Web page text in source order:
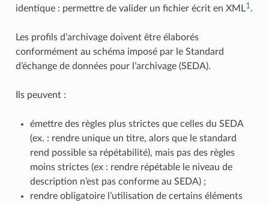
identique : permettre de valider un fichier écrit en XML1.
Les profils d’archivage doivent être élaborés
conformément au schéma imposé par le Standard
d’échange de données pour l’archivage (SEDA).
Ils peuvent :
émettre des règles plus strictes que celles du SEDA
(ex. : rendre unique un titre, alors que le standard
rend possible sa répétabilité), mais pas des règles
moins strictes (ex : rendre répétable le niveau de
description n’est pas conforme au SEDA) ;
rendre obligatoire l’utilisation de certains éléments